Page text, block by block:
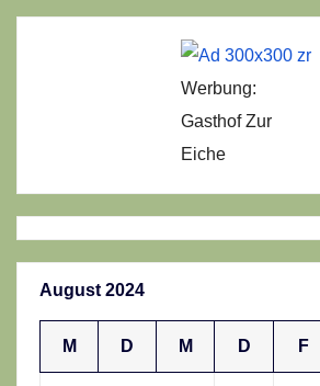
Werbung:
Gasthof Zur
Eiche
August 2024
M D M D F